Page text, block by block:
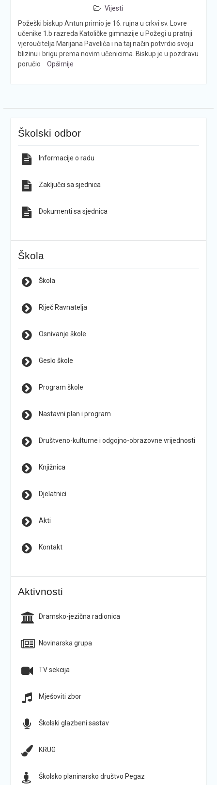
Vijesti
Požeški biskup Antun primio je 16. rujna u crkvi sv. Lovre
učenike 1.b razreda Katoličke gimnazije u Požegi u pratnji
vjeroučitelja Marijana Pavelića i na taj način potvrdio svoju
blizinu i brigu prema novim učenicima. Biskup je u pozdravu
poručio
Opširnije
Školski odbor
Informacije o radu
Zaključci sa sjednica
Dokumenti sa sjednica
Škola
Škola
Riječ Ravnatelja
Osnivanje škole
Geslo škole
Program škole
Nastavni plan i program
Društveno-kulturne i odgojno-obrazovne vrijednosti
Knjižnica
Djelatnici
Akti
Kontakt
Aktivnosti
Dramsko-jezična radionica
Novinarska grupa
TV sekcija
Mješoviti zbor
Školski glazbeni sastav
KRUG
Školsko planinarsko društvo Pegaz